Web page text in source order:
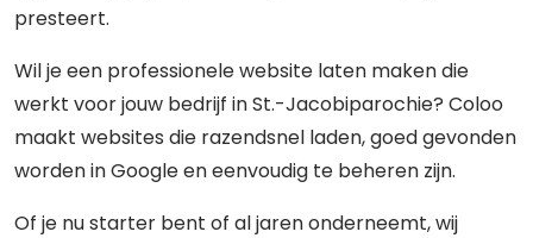
presteert.
Wil je een professionele website laten maken die
werkt voor jouw bedrijf in St.-Jacobiparochie? Coloo
maakt websites die razendsnel laden, goed gevonden
worden in Google en eenvoudig te beheren zijn.
Of je nu starter bent of al jaren onderneemt, wij